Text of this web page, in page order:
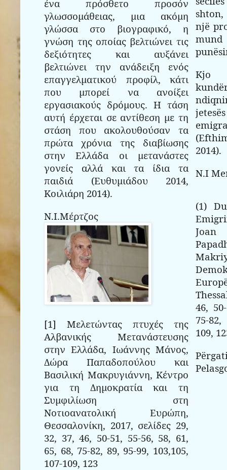
ένα πρόσθετο προσόν
γλωσσομάθειας, μια ακόμη
γλώσσα στο βιογραφικό, η
γνώση της οποίας βελτιώνει τις
δεξιότητες και αυξάνει
βελτιώνει την ανάδειξη ενός
επαγγελματικού προφίλ, κάτι
που μπορεί να ανοίξει
εργασιακούς δρόμους. Η τάση
αυτή έρχεται σε αντίθεση με τη
στάση που ακολουθούσαν τα
πρώτα χρόνια της διαβίωσης
στην Ελλάδα οι μετανάστες
γονείς αλλά και τα ίδια τα
παιδιά (Ευθυμιάδου 2014,
Κοιλιάρη 2014).
Ν.Ι.Μέρτζος
[1] Μελετώντας πτυχές της
Αλβανικής Μετανάστευσης
στην Ελλάδα, Ιωάννης Μάνος,
Δώρα Παπαδοπούλου και
Βασιλική Μακρυγιάννη, Κέντρο
για τη Δημοκρατία και τη
Συμφιλίωση στη
Νοτιοανατολική Ευρώπη,
Θεσσαλονίκη, 2017, σελίδες 29,
32, 37, 46, 50-51, 55-56, 58, 61,
65, 68, 75-82, 89, 95-99, 103,105,
107-109, 123
një
Kjo
2014).
N.I
(1)
46,
75-
109,